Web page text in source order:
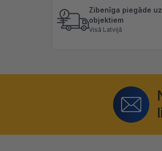
Zibenīga piegāde uz
objektiem
Visā Latvijā